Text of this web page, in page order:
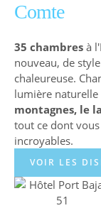
Comte
35 chambres à
nouveau, de
chaleureuse.
lumière naturelle
montagnes, le
tout ce dont
incroyables.
VOIR LES